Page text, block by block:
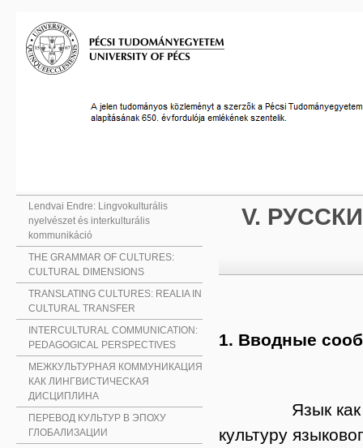
Lendvai Endre: Lingvokulturális
nyelvészet és interkulturális
kommunikáció
THE GRAMMAR OF CULTURES:
CULTURAL DIMENSIONS
TRANSLATING CULTURES: REALIA IN
CULTURAL TRANSFER
INTERCULTURAL COMMUNICATION:
PEDAGOGICAL PERSPECTIVES
МЕЖКУЛЬТУРНАЯ КОММУНИКАЦИЯ
КАК ЛИНГВИСТИЧЕСКАЯ
ДИСЦИПЛИНА
ПЕРЕВОД КУЛЬТУР В ЭПОХУ
ГЛОБАЛИЗАЦИИ
V.
1. Вводные
Язык как
культуру